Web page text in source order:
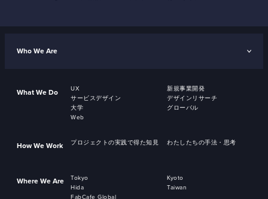
Who We Are
What We Do UX
新規事業開発
サービスデザイン
デザインリサーチ
大学
グローバル
Web
How We Work プロジェクトの実践で得た知見 わたしたちの手法・思考
Where We Are Tokyo
Kyoto
Hida
Taiwan
FabCafe Global